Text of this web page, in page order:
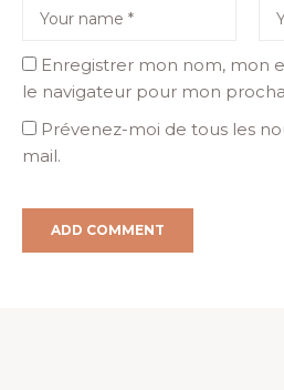
Enregistrer mon nom, mon
le navigateur pour mon
Prévenez-moi de tous les
mail.